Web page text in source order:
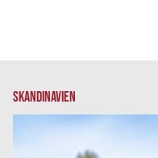
SKANDINAVIEN